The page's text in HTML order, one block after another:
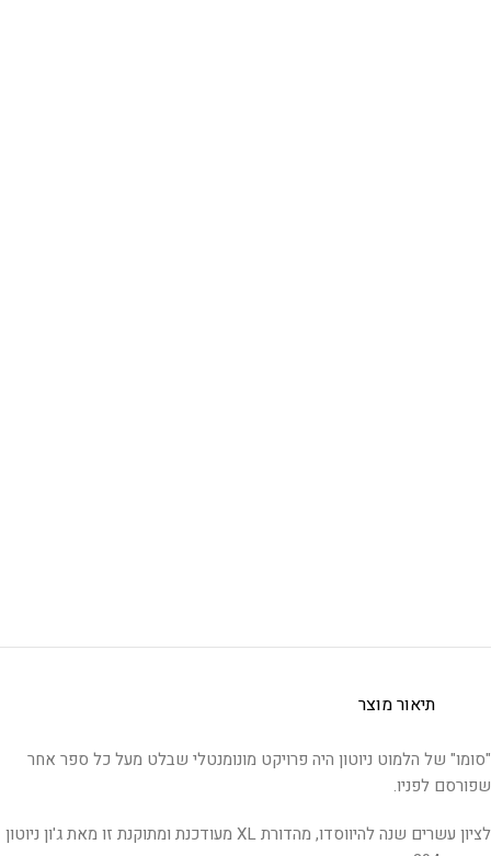
תיאור מוצר
"סומו" של הלמוט ניוטון היה פרויקט מונומנטלי שבלט מעל כל ספר אחר
שפורסם לפניו.
לציון עשרים שנה להיווסדו, מהדורת XL מעודכנת ומתוקנת זו מאת ג'ון ניוטון